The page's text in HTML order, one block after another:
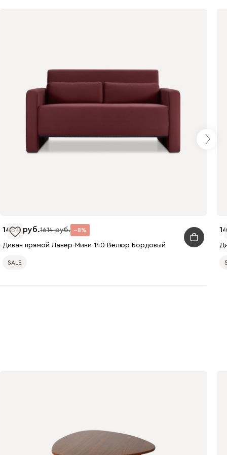
Бежевый Графит Кофе
Олива Песочный Синий
1484 1614 8
Диван прямой Ланер-Мини 140 Велюр Бордовый
SALE